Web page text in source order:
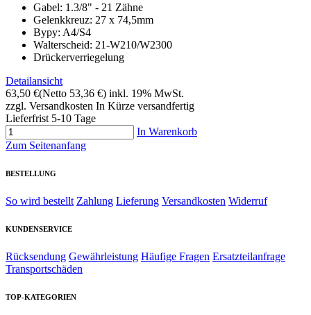
Gabel: 1.3/8" - 21 Zähne
Gelenkkreuz: 27 x 74,5mm
Bypy: A4/S4
Walterscheid: 21-W210/W2300
Drückerverriegelung
Detailansicht
63,50 €(Netto 53,36 €) inkl. 19% MwSt.
zzgl. Versandkosten In Kürze versandfertig
Lieferfrist 5-10 Tage
In Warenkorb
Zum Seitenanfang
BESTELLUNG
So wird bestellt Zahlung Lieferung Versandkosten Widerruf
KUNDENSERVICE
Rücksendung Gewährleistung Häufige Fragen Ersatzteilanfrage
Transportschäden
TOP-KATEGORIEN